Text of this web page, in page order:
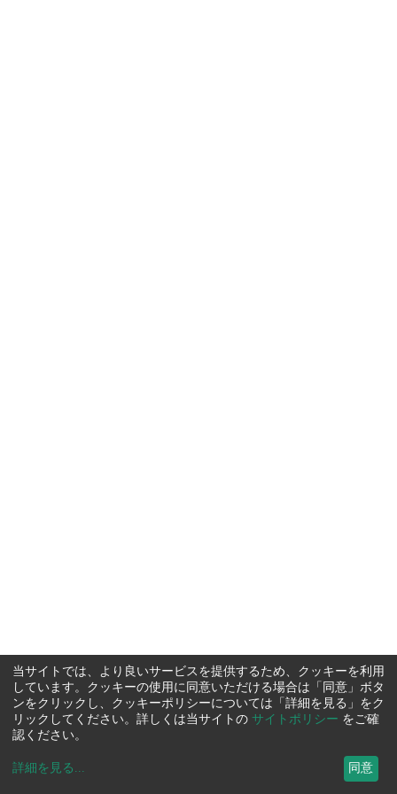
当サイトでは、より良いサービスを提供するため、クッキーを利用
しています。クッキーの使用に同意いただける場合は「同意」ボタ
ンをクリックし、クッキーポリシーについては「詳細を見る」をク
リックしてください。詳しくは当サイトの サイトポリシー をご確
認ください。
詳細を見る ... 同意